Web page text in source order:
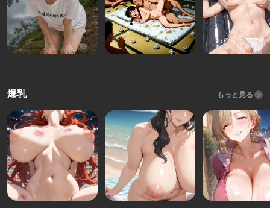
爆乳 もっと見る